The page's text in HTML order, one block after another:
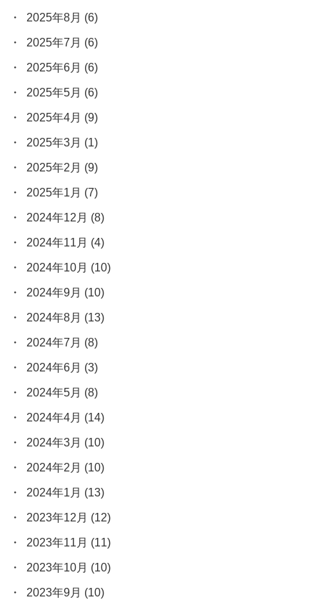
2025年8月 (6)
2025年7月 (6)
2025年6月 (6)
2025年5月 (6)
2025年4月 (9)
2025年3月 (1)
2025年2月 (9)
2025年1月 (7)
2024年12月 (8)
2024年11月 (4)
2024年10月 (10)
2024年9月 (10)
2024年8月 (13)
2024年7月 (8)
2024年6月 (3)
2024年5月 (8)
2024年4月 (14)
2024年3月 (10)
2024年2月 (10)
2024年1月 (13)
2023年12月 (12)
2023年11月 (11)
2023年10月 (10)
2023年9月 (10)